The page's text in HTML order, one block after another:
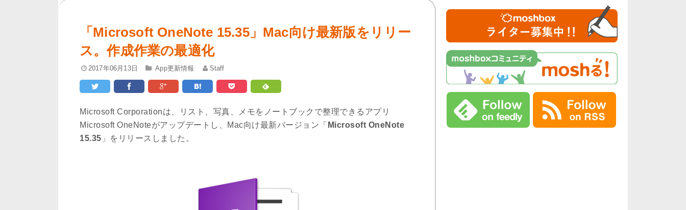
「Microsoft OneNote 15.35」Mac向け最新版をリリー
ス。作成作業の最適化
2017年06月13日 App更新情報 Staff
Microsoft Corporationは、リスト、写真、メモをノートブックで整理できるアプリ
Microsoft OneNoteがアップデートし、Mac向け最新バージョン「 Microsoft OneNote
15.35 」をリリースしました。